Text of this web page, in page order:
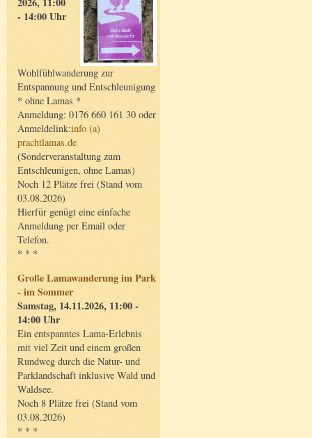
- 14:00 Uhr
Wohlfühlwanderung zur
Entspannung und Entschleunigung
* ohne Lamas *
Anmeldung: 0176 660 161 30 oder
Anmeldelink:info (a)
prachtlamas.de
(Sonderveranstaltung zum
Entschleunigen, ohne Lamas)
Noch 12 Plätze frei (Stand vom
03.08.2026)
Hierfür genügt eine einfache
Anmeldung per Email oder
Telefon.
* * *
Große Lamawanderung im Park
- im Sommer
Samstag, 14.11.2026, 11:00 -
14:00 Uhr
Ein entspanntes Lama-Erlebnis
mit viel Zeit und einem großen
Rundweg durch die Natur- und
Parklandschaft inklusive Wald und
Waldsee.
Noch 8 Plätze frei (Stand vom
03.08.2026)
* * *